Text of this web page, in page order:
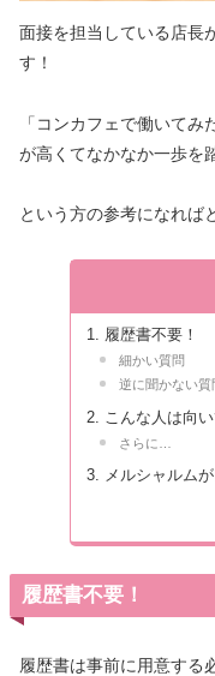
面接を担当している店長
す！
「コンカフェで働いて
が高くてなかなか一歩を
という方の参考になれば
履歴書不要！
細かい質問
逆に聞かない質
こんな人は向
さらに…
メルシャルム
履歴書不要！
履歴書は事前に用意する